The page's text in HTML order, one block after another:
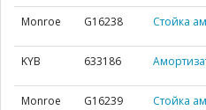
Monroe G16238 Стойка
KYB 633186
Monroe G16239 Стойка